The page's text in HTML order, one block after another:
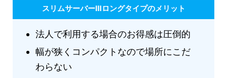
スリムサーバーⅢロングタイプのメリット
法人で利用する場合のお得感は圧倒的
幅が狭くコンパクトなので場所にこだ
わらない